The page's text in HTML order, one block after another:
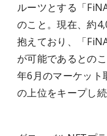
ルーツとする「
のこと。現在、約
抱えており、「
が可能であるとの
年6月のマーケット
の上位をキープし